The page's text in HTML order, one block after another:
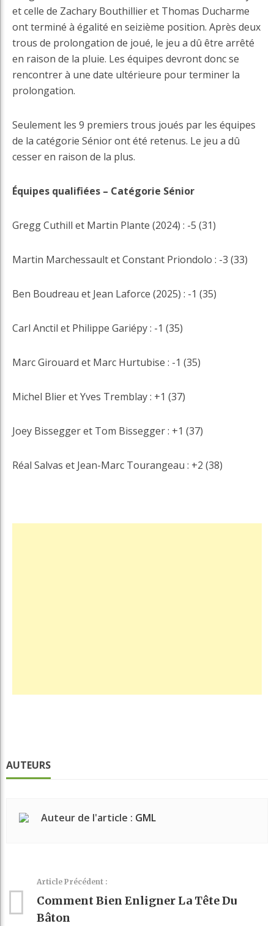
et celle de Zachary Bouthillier et Thomas Ducharme
ont terminé à égalité en seizième position. Après deux
trous de prolongation de joué, le jeu a dû être arrêté
en raison de la pluie. Les équipes devront donc se
rencontrer à une date ultérieure pour terminer la
prolongation.
Seulement les 9 premiers trous joués par les équipes
de la catégorie Sénior ont été retenus. Le jeu a dû
cesser en raison de la plus.
Équipes qualifiées – Catégorie Sénior
Gregg Cuthill et Martin Plante (2024) : -5 (31)
Martin Marchessault et Constant Priondolo : -3 (33)
Ben Boudreau et Jean Laforce (2025) : -1 (35)
Carl Anctil et Philippe Gariépy : -1 (35)
Marc Girouard et Marc Hurtubise : -1 (35)
Michel Blier et Yves Tremblay : +1 (37)
Joey Bissegger et Tom Bissegger : +1 (37)
Réal Salvas et Jean-Marc Tourangeau : +2 (38)
AUTEURS
Auteur de l'article : GML
Article Précédent :
Comment Bien Enligner La Tête Du
Bâton